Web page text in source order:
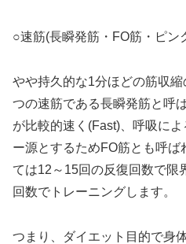
○速筋(長瞬発筋・FO筋・ピン
やや持久的な1分ほどの筋収
つの速筋である長瞬発筋と呼
が比較的速く(Fast)、呼吸に
ー源とするためFO筋とも呼
ては12～15回の反復回数で限
回数でトレーニングします。
つまり、ダイエット目的で身